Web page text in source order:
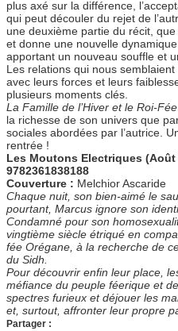
plus axé sur la différence,
qui peut découler du rejet de
une deuxième partie du récit,
et donne une nouvelle
apportant un nouveau souffle et
Les relations qui nous
avec leurs forces et leurs
plusieurs moments clés.
La Famille de l’Hiver et le Roi-Fée
la richesse de son univers que
sociales abordées par l’autrice.
rentrée !
Les Moutons Electriques (Août
9782361838188
Couverture : Melchior Ascaride
Chaque nuit, son bien-aimé le
pourtant, Marcus ignore son
Condamné pour son
vingtième siècle étriqué en
fée Orégane, à la recherche de
du Sidh.
Pour découvrir enfin leur place,
méfiance du peuple féerique et
spectres furieux et déjouer les
et, surtout, affronter leur propre
Partager :